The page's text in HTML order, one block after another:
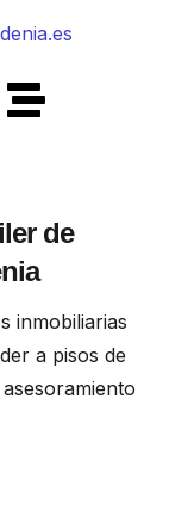
de
inmobiliarias
a pisos de